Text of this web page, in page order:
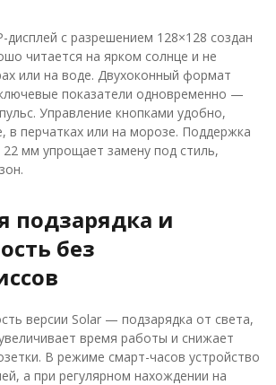
с разрешением 128×128 создан
читается на ярком солнце и не
или на воде. Двухоконный формат
показатели одновременно —
Управление кнопками удобно,
в перчатках или на морозе. Поддержка
мм упрощает замену под стиль,
подзарядка и
без
версии Solar — подзарядка от света,
время работы и снижает
В режиме смарт-часов устройство
а при регулярном нахождении на